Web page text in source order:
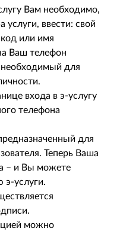
Вам необходимо,
услуги, ввести: свой
или имя
Ваш телефон
для
входа в э-услугу
телефона
для
Теперь Ваша
– и Вы можете
э-услуги.
можно